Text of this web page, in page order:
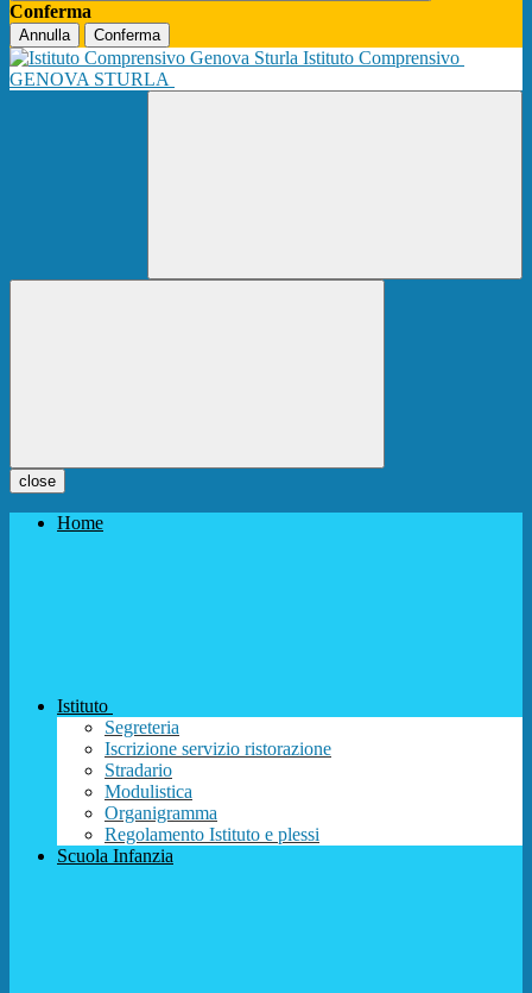
Conferma
Annulla Conferma
Istituto Comprensivo
GENOVA STURLA
close
Home
Istituto
Segreteria
Iscrizione servizio ristorazione
Stradario
Modulistica
Organigramma
Regolamento Istituto e plessi
Scuola Infanzia